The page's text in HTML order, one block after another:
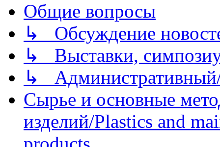
Общие вопросы
↳ Обсуждение
↳ Выставки,
↳
Сырье и основные
изделий/Plastics and